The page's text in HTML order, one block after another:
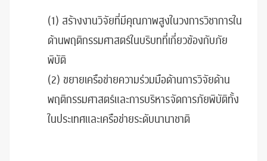
(1) สร้างงานวิจัยที่มีคุณภาพสูงในวงการวิชาการใน
ด้านพฤติกรรมศาสตร์ในบริบทที่เกี่ยวข้องกับภัย
พิบัติ
(2) ขยายเครือข่ายความร่วมมือด้านการวิจัยด้าน
พฤติกรรมศาสตร์และการบริหารจัดการภัยพิบัติทั้ง
ในประเทศและเครือข่ายระดับนานาชาติ